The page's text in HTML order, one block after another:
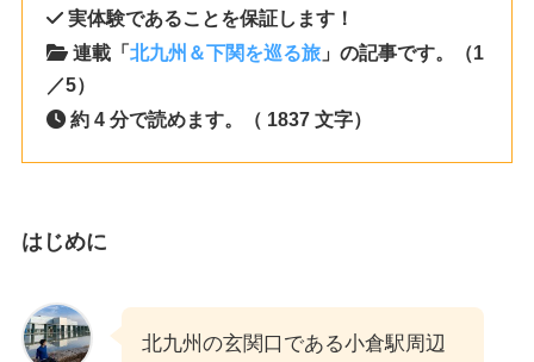
実体験であることを保証します！
連載「北九州＆下関を巡る旅 」の記事です。（1
／5）
約 4 分で読めます。（ 1837 文字）
はじめに
北九州の玄関口である小倉駅周辺